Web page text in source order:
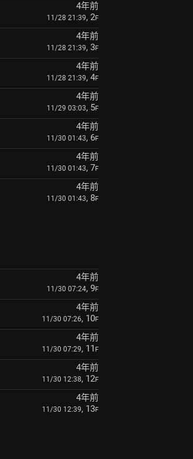
4年前
11/28 21:39, 2F
4年前
11/28 21:39, 3F
4年前
11/28 21:39, 4F
4年前
11/29 03:03, 5F
4年前
11/30 01:43, 6F
4年前
11/30 01:43, 7F
4年前
11/30 01:43, 8F
4年前
11/30 07:24, 9F
4年前
11/30 07:26, 10F
4年前
11/30 07:29, 11 F
4年前
11/30 12:38, 12F
4年前
11/30 12:39, 13F